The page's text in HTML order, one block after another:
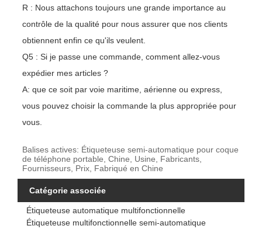
R : Nous attachons toujours une grande importance au
contrôle de la qualité pour nous assurer que nos clients
obtiennent enfin ce qu'ils veulent.
Q5 : Si je passe une commande, comment allez-vous
expédier mes articles ?
A: que ce soit par voie maritime, aérienne ou express,
vous pouvez choisir la commande la plus appropriée pour
vous.
Balises actives: Étiqueteuse semi-automatique pour coque
de téléphone portable, Chine, Usine, Fabricants,
Fournisseurs, Prix, Fabriqué en Chine
Catégorie associée
Étiqueteuse automatique multifonctionnelle
Étiqueteuse multifonctionnelle semi-automatique